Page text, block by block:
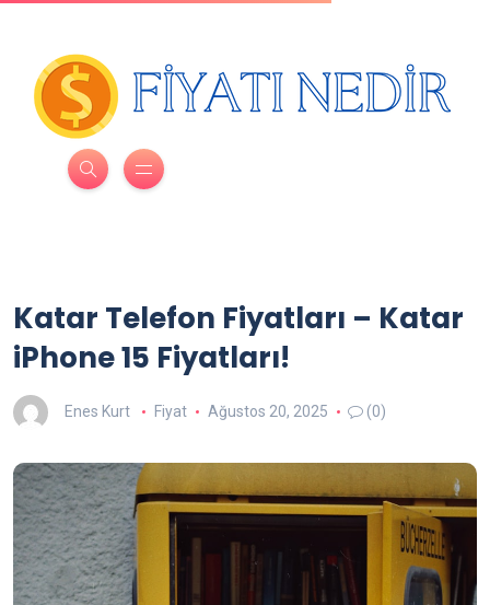
Katar Telefon Fiyatları – Katar
iPhone 15 Fiyatları!
Enes Kurt Fiyat Ağustos 20, 2025 (0)